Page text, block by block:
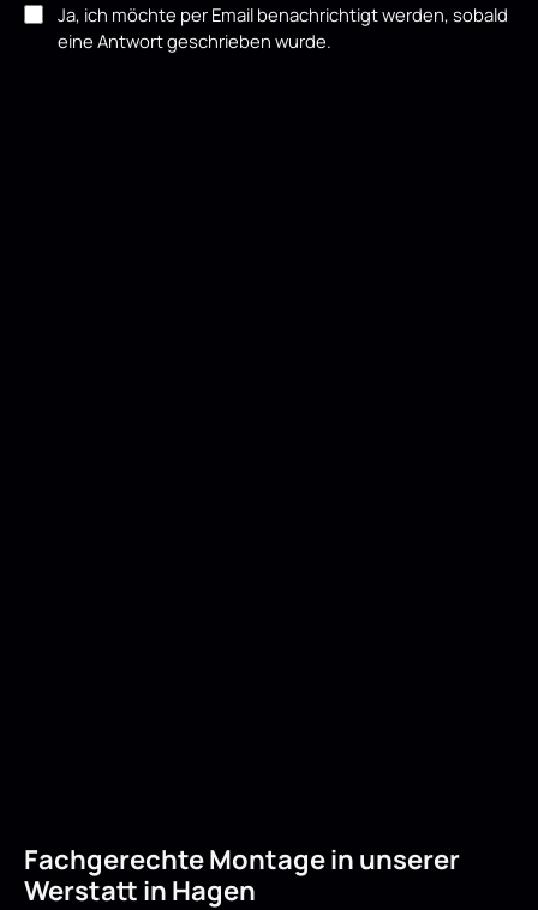
Ja, ich möchte per Email benachrichtigt werden, sobald
eine Antwort geschrieben wurde.
Fachgerechte Montage in unserer
Werstatt in Hagen